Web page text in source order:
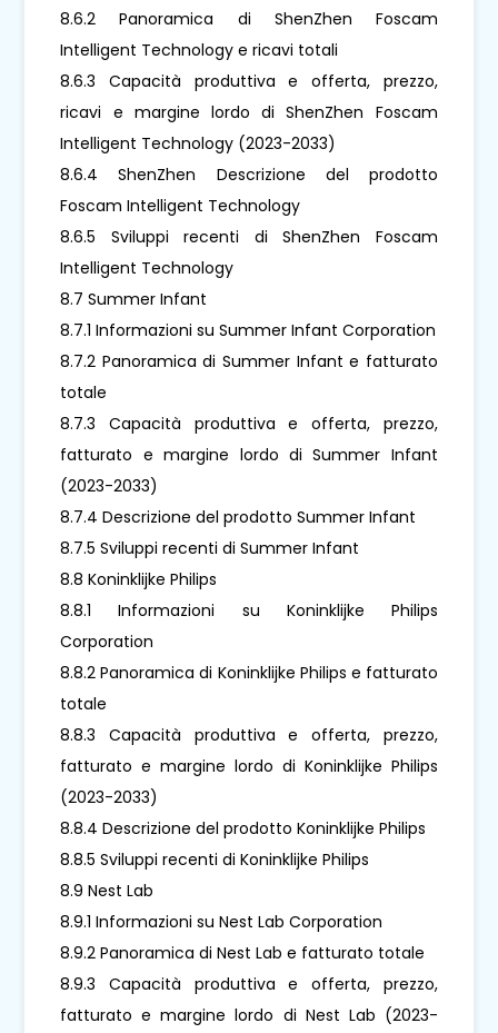
8.6.2 Panoramica di ShenZhen Foscam
Intelligent Technology e ricavi totali
8.6.3 Capacità produttiva e offerta, prezzo,
ricavi e margine lordo di ShenZhen Foscam
Intelligent Technology (2023-2033)
8.6.4 ShenZhen Descrizione del prodotto
Foscam Intelligent Technology
8.6.5 Sviluppi recenti di ShenZhen Foscam
Intelligent Technology
8.7 Summer Infant
8.7.1 Informazioni su Summer Infant Corporation
8.7.2 Panoramica di Summer Infant e fatturato
totale
8.7.3 Capacità produttiva e offerta, prezzo,
fatturato e margine lordo di Summer Infant
(2023-2033)
8.7.4 Descrizione del prodotto Summer Infant
8.7.5 Sviluppi recenti di Summer Infant
8.8 Koninklijke Philips
8.8.1 Informazioni su Koninklijke Philips
Corporation
8.8.2 Panoramica di Koninklijke Philips e fatturato
totale
8.8.3 Capacità produttiva e offerta, prezzo,
fatturato e margine lordo di Koninklijke Philips
(2023-2033)
8.8.4 Descrizione del prodotto Koninklijke Philips
8.8.5 Sviluppi recenti di Koninklijke Philips
8.9 Nest Lab
8.9.1 Informazioni su Nest Lab Corporation
8.9.2 Panoramica di Nest Lab e fatturato totale
8.9.3 Capacità produttiva e offerta, prezzo,
fatturato e margine lordo di Nest Lab (2023-